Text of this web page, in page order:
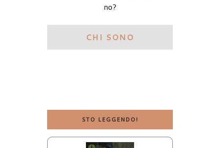
no?
CHI SONO
STO LEGGENDO!